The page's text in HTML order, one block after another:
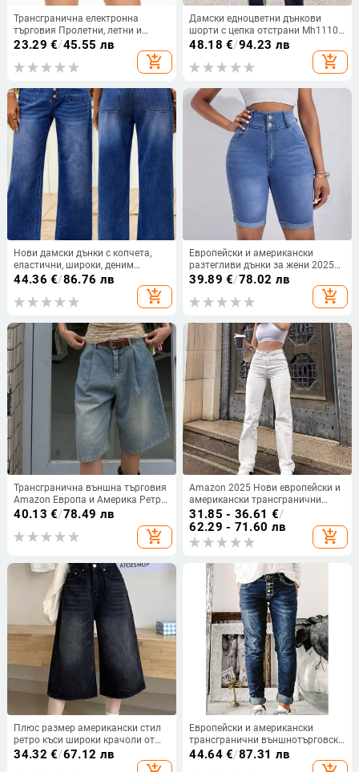
Трансгранична електронна
търговия Пролетни, летни и
есенни дамски тричетвърти
прилепнали, еластични, плетени,
отслабване с висока талия
23.29 €/45.55 лв
add_shopping_cart
Дамски едноцветни дънкови
шорти с цепка отстрани Mh1110,
скъсани улични шорти,
48.18 €/94.23 лв
add_shopping_cart
Нови дамски дънки с копчета,
еластични, широки, деним
панталони с девет точки
44.36 €/86.76 лв
add_shopping_cart
Европейски и американски
разтегливи дънки за жени 2025
Amazon изпрани двойни копчета
разтегливи подгънати дънкови
39.89 €/78.02 лв
add_shopping_cart
Трансгранична външна търговия
Amazon Европа и Америка Ретро
петточкови средни панталони
Плисирани дамски широки прави
дънкови шорти без колан
40.13 €/78.49 лв
add_shopping_cart
Amazon 2025 Нови европейски и
американски трансгранични
дънки за жени, прави, ежедневни,
едноцветни, с висока талия,
еластични, фабричен аутлет
31.85 - 36.61 €/
62.29 - 71.60 лв
add_shopping_cart
Плюс размер американски стил
ретро къси широки крачоли от
деним с висока талия, летни
прави черни тънки панталони с
34.32 €/67.12 лв
Европейски и американски
трансгранични външнотърговски
независими станции Amazon
stretch прави гърди изпрани
44.64€/87.31 лв